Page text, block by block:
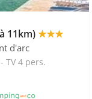
11km)★★★
d'arc
TV 4 pers.